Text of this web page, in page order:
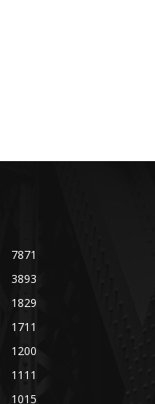
7871
3893
1829
1711
1200
1111
1015